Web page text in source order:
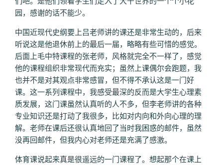
园，感谢的话不能少。
中国近现代史纲要上吕老师讲的课还是非常生动的，后来
听说这是他退休前上的最后一届，略略有些可惜的感觉。
后面上毛中特课程的张老师，风格就完全不一样了，感觉
他的课程组织非常现代而充实；虽然上课偶尔会跑题，我
也并不是对其观点非常感冒，但不得不承认这是一门好
课。这一系列课程中，我感受最深的反而是大学生心理素
质发展，这门课虽然认真听的人不多，但李老师讲的各种
专业知识还是打动了我很多，比如对内向和外向心理的理
解。老师在课后还很认真地回了当时我困惑的邮件，虽然
没再回邮件，但我内心对老师还是充满了感激。
体育课说起来真是很遥远的一门课程了。想起那个在课上